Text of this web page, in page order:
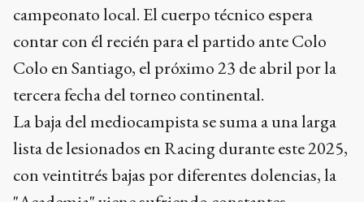
campeonato local. El cuerpo técnico espera
contar con él recién para el partido ante Colo
Colo en Santiago, el próximo 23 de abril por la
tercera fecha del torneo continental.
La baja del mediocampista se suma a una larga
lista de lesionados en Racing durante este 2025,
con veintitrés bajas por diferentes dolencias, la